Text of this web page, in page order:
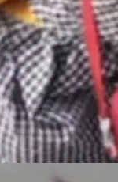
苹
，
P
M
搜
频